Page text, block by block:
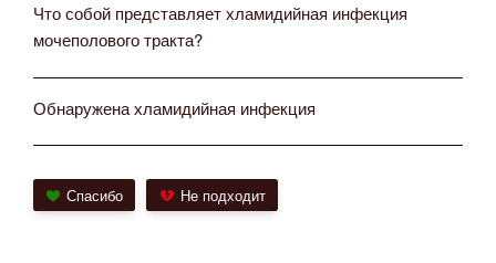
Что собой представляет хламидийная инфекция
мочеполового тракта?
Обнаружена хламидийная инфекция
Спасибо Не подходит